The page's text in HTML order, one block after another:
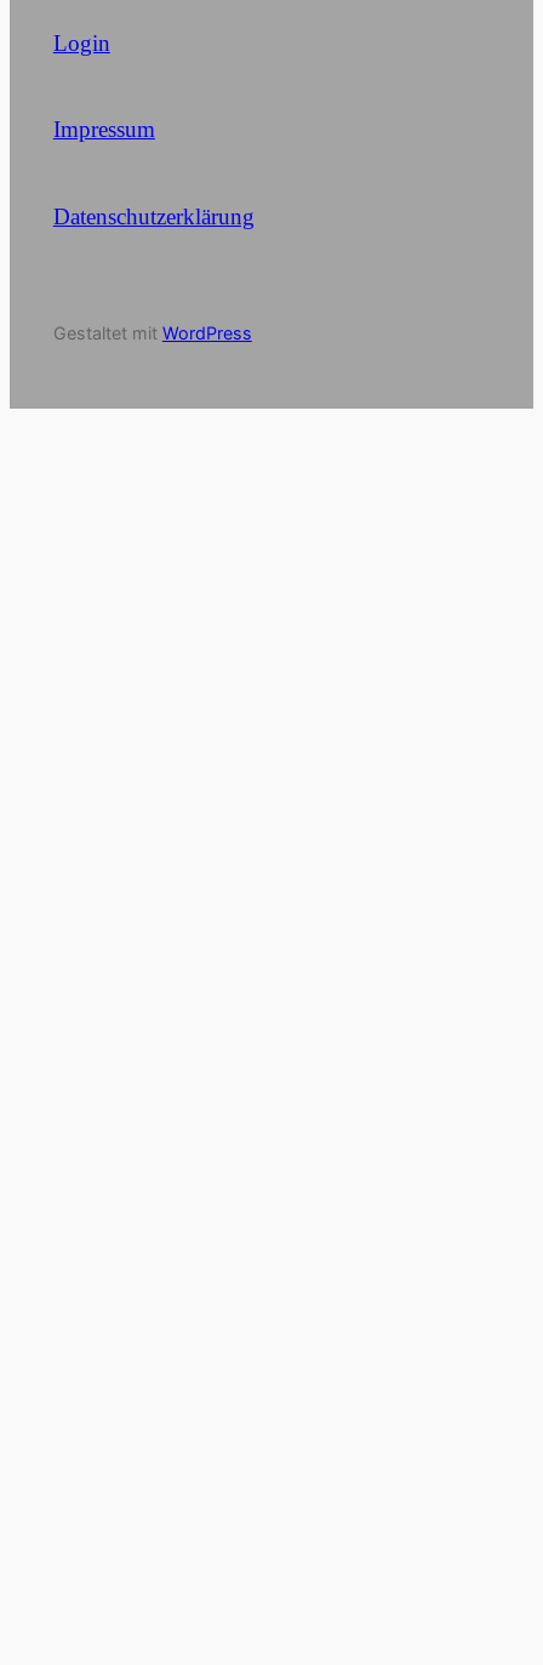
Login
Impressum
Datenschutzerklärung
Gestaltet mit WordPress